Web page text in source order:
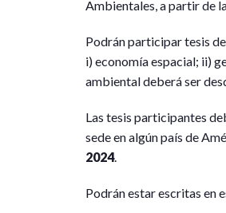
Ambientales, a partir de
Podrán participar tesis
i) economía espacial; ii)
ambiental deberá ser
Las tesis participantes
sede en algún país de
2024.
Podrán estar escritas en